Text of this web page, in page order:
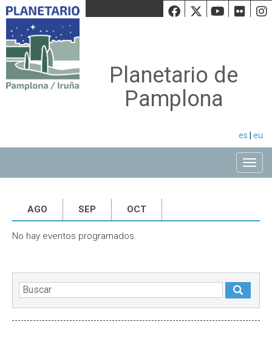
Facebook
Twiiter
Planetario de
Pamplona
es eu
AGO SEP OCT
No hay eventos programados.